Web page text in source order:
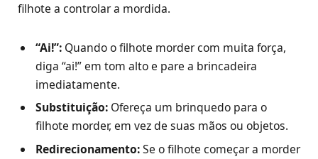
filhote a controlar a mordida.
“Ai!”: Quando o filhote morder com muita força,
diga “ai!” em tom alto e pare a brincadeira
imediatamente.
Substituição: Ofereça um brinquedo para o
filhote morder, em vez de suas mãos ou objetos.
Redirecionamento:Se o filhote começar a morder